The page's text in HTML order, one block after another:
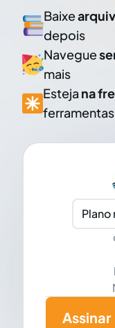
Baixe
depois
Navegue
mais
Esteja na
ferramentas
Plano
Assinar